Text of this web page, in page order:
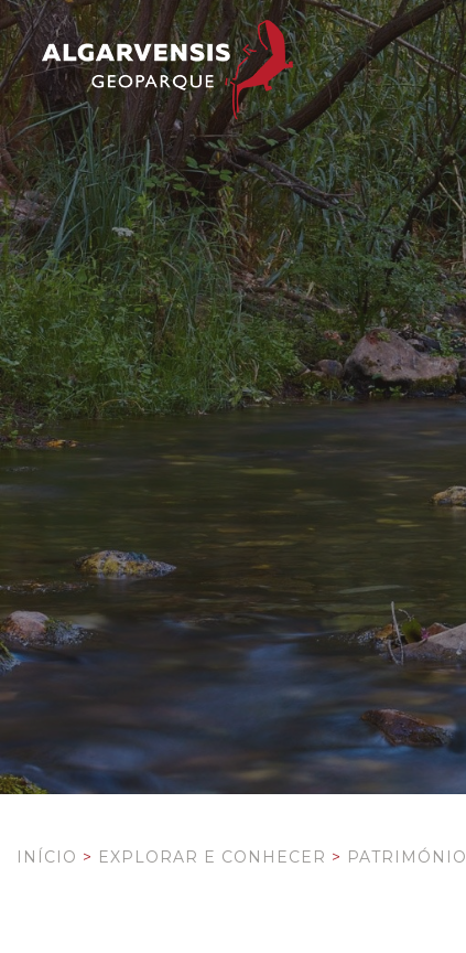
INÍCIO > EXPLORAR E CONHECER >